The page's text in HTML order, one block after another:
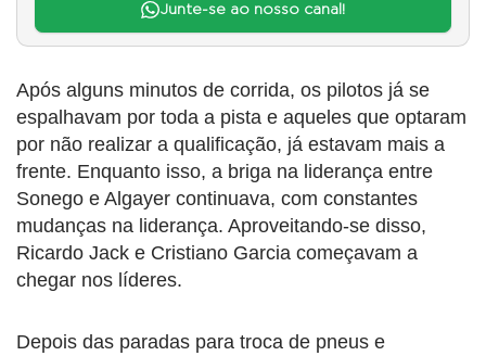
Junte-se ao nosso canal!
Após alguns minutos de corrida, os pilotos já se
espalhavam por toda a pista e aqueles que optaram
por não realizar a qualificação, já estavam mais a
frente. Enquanto isso, a briga na liderança entre
Sonego e Algayer continuava, com constantes
mudanças na liderança. Aproveitando-se disso,
Ricardo Jack e Cristiano Garcia começavam a
chegar nos líderes.
Depois das paradas para troca de pneus e